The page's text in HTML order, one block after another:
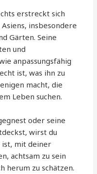
erstreckt sich
insbesondere
Gärten. Seine
und
anpassungsfähig
ist, was ihn zu
macht, die
Leben suchen.
oder seine
wirst du
ist, mit deiner
achtsam zu sein
herum zu schätzen.